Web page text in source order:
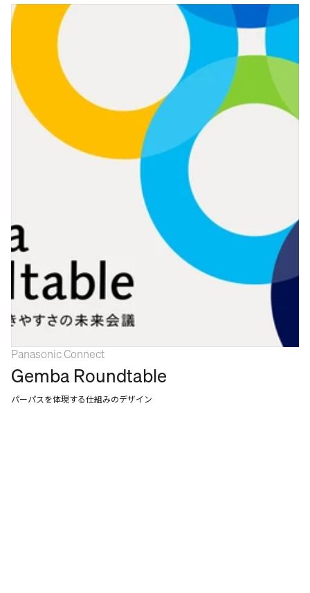
Panasonic Connect
Gemba Roundtable
パーパスを体現する仕組みのデザイン